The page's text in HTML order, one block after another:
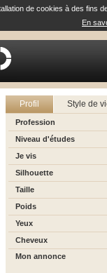
de cookies à des
En
Profil Style de
Profession
Niveau d'études
Je vis
Silhouette
Taille
Poids
Yeux
Cheveux
Mon annonce